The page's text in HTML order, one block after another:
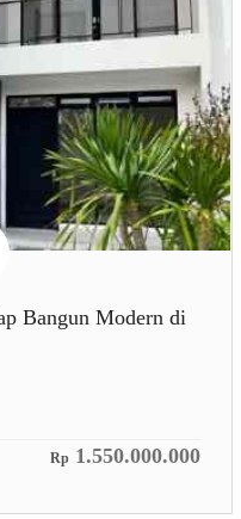
Bangun Modern di
Rp 1.550.000.000